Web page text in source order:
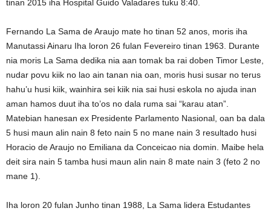
tinan 2015 iha Hospital Guido Valadares tuku 8:40.
Fernando La Sama de Araujo mate ho tinan 52 anos, moris iha
Manutassi Ainaru Iha loron 26 fulan Fevereiro tinan 1963. Durante
nia moris La Sama dedika nia aan tomak ba rai doben Timor Leste,
nudar povu kiik no lao ain tanan nia oan, moris husi susar no terus
hahu’u husi kiik, wainhira sei kiik nia sai husi eskola no ajuda inan
aman hamos duut iha to’os no dala ruma sai “karau atan”.
Matebian hanesan ex Presidente Parlamento Nasional, oan ba dala
5 husi maun alin nain 8 feto nain 5 no mane nain 3 resultado husi
Horacio de Araujo no Emiliana da Conceicao nia domin. Maibe hela
deit sira nain 5 tamba husi maun alin nain 8 mate nain 3 (feto 2 no
mane 1).
Iha loron 20 fulan Junho tinan 1988, La Sama lidera Estudantes